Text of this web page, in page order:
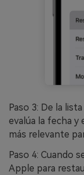
Paso 3: De la
evalúa la fecha y
más relevante
Paso 4: Cuando
Apple para